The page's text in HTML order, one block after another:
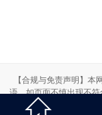

【合规与免责声明】
语。如页面不慎出现不